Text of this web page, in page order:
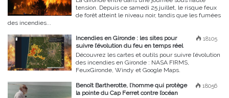
tension. Depuis ce samedi 25 juillet, le risque feux
de forêt atteint le niveau noir, tandis que les fumées
des incendies...
18105
Incendies en Gironde : les sites pour
suivre l’évolution du feu en temps réel
Découvrez les cartes et outils pour suivre l’évolution
des incendies en Gironde : NASA FIRMS,
FeuxGironde, Windy et Google Maps.
18056
Benoît Bartherotte, l’homme qui protège
la pointe du Cap Ferret contre l’océan